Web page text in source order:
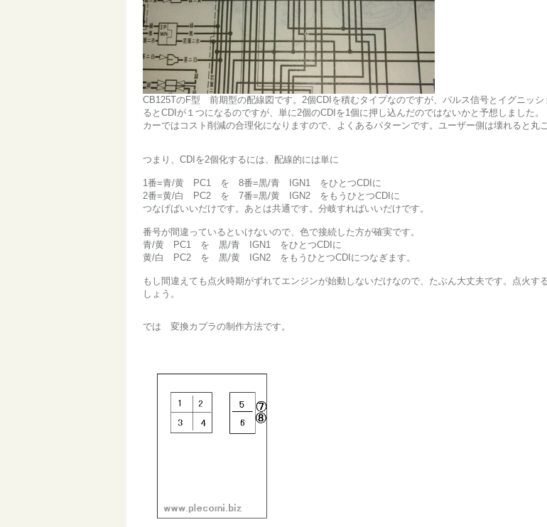
CB125TのF型 前期型の配線図です。2個CDIを積むタイプなのですが、パルス信号とイグニッ
るとCDIが１つになるのですが、単に2個のCDIを1個に押し込んだのではないかと予想しました
カーではコスト削減の合理化になりますので、よくあるパターンです。ユーザー側は壊れると丸
つまり、CDIを2個化するには、配線的には単に
1番=青/黄 PC1 を 8番=黒/青 IGN1 をひとつCDIに
2番=黄/白 PC2 を 7番=黒/黄 IGN2 をもうひとつCDIに
つなげばいいだけです。あとは共通です。分岐すればいいだけです。
番号が間違っているといけないので、色で接続した方が確実です。
青/黄 PC1 を 黒/青 IGN1 をひとつCDIに
黄/白 PC2 を 黒/黄 IGN2 をもうひとつCDIにつなぎます。
もし間違えても点火時期がずれてエンジンが始動しないだけなので、たぶん大丈夫です。点火
しょう。
では 変換カプラの制作方法です。